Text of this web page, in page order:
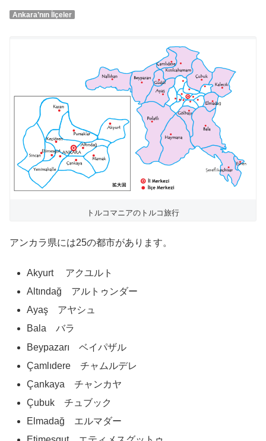
Ankara’nın İlçeler
トルコマニアのトルコ旅行
アンカラ県には25の都市があります。
Akyurt アクユルト
Altındağ アルトゥンダー
Ayaş アヤシュ
Bala バラ
Beypazarı ベイパザル
Çamlıdere チャムルデレ
Çankaya チャンカヤ
Çubuk チュブック
Elmadağ エルマダー